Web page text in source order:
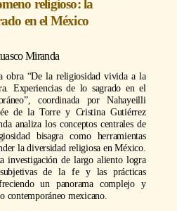
religioso: la
en el México
Miranda
obra “De la religiosidad vivida a la
Experiencias de lo sagrado en el
coordinada por Nahayeilli
de la Torre y Cristina Gutiérrez
analiza los conceptos centrales de
bisagra como herramientas
la diversidad religiosa en México.
investigación de largo aliento logra
de la fe y las prácticas
un panorama complejo y
contemporáneo mexicano.